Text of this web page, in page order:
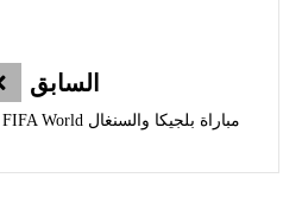
السابق
مباراة بلجيكا والسنغال Belgium vs Senegal Cup FIFA World